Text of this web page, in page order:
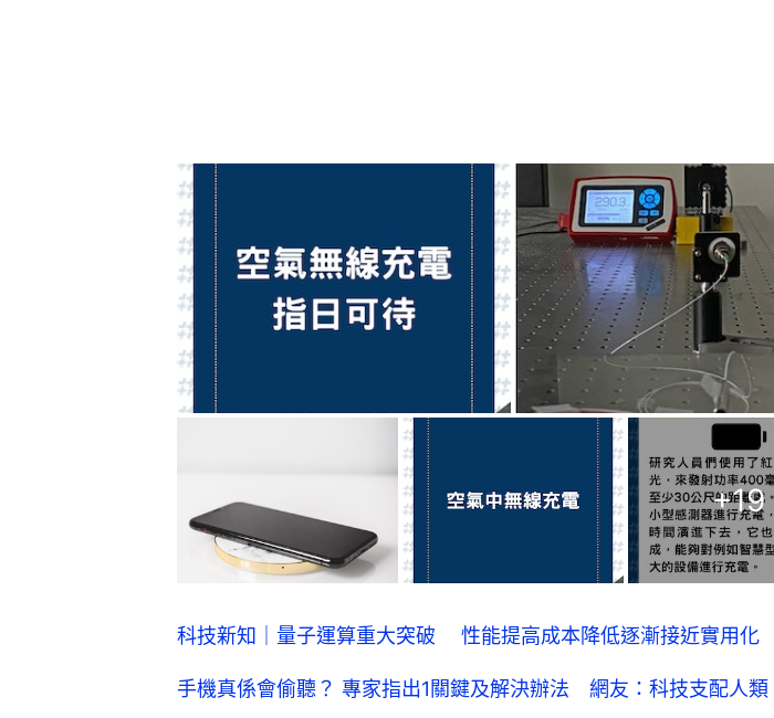
+19
科技新知｜量子運算重大突破 性能提高成本降低逐漸接近實用化
手機真係會偷聽？ 專家指出1關鍵及解決辦法 網友：科技支配人類
科技新知｜紅綠燈可能會多出第四種顏色 能否加強控制路面情況？
科技新知｜科學家達成突破 機械人可改變形狀 液化後再恢復原形
工程科技｜車前裝上一對眼睛可保障行人安全？ 研究結果竟是這樣
研究發現 AirPods 可取代昂貴助聽器 Pro 甚至已可媲美基本版
科學冷知識｜電玩遊戲可提高老年人短期記憶？ 研究結果竟是這樣